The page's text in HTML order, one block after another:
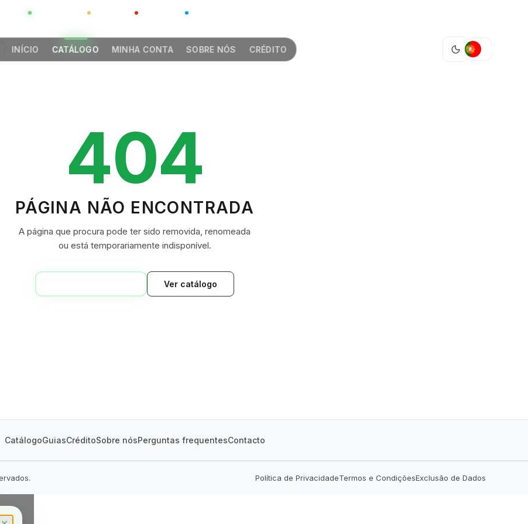
CHINA
INÍCIO CATÁLOGO MINHA CONTA SOBRE NÓS CRÉDITO
GREEN VILLAGE
404
PÁGINA NÃO ENCONTRADA
A página que procura pode ter sido removida, renomeada
ou está temporariamente indisponível.
Ver catálogo
CatálogoGuiasCréditoSobre nósPerguntas frequentesContacto
Política de PrivacidadeTermos e CondiçõesExclusão de Dados